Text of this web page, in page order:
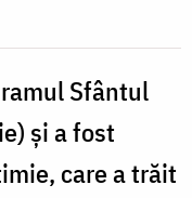
Sfântul
și a fost
care a trăit